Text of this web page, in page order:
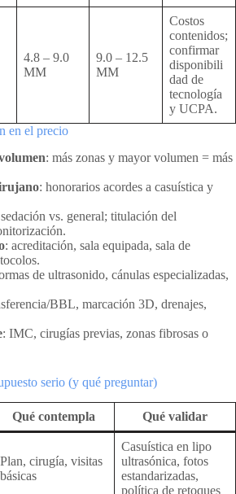
4.8 – 9.0
MM
9.0 – 12.5
MM
Costos
contenidos;
confirmar
disponibili
dad de
tecnología
y UCPA.
en el precio
: más zonas y mayor volumen = más
: honorarios acordes a casuística y
vs. general; titulación del
: acreditación, sala equipada, sala de
de ultrasonido, cánulas especializadas,
BBL, marcación 3D, drenajes,
: IMC, cirugías previas, zonas fibrosas o
serio (y qué preguntar)
Qué contempla Qué validar
Plan, cirugía, visitas
básicas
Casuística en lipo
ultrasónica, fotos
estandarizadas,
política de retoques